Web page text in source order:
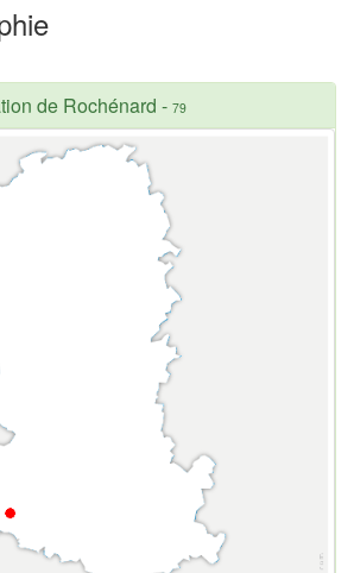
de Rochénard - 79